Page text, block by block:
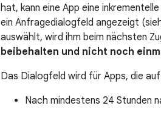
hat, kann eine App eine
ein Anfragedialogfeld angezeigt
auswählt, wird ihm beim nächsten
beibehalten und nicht noch
Das Dialogfeld wird für Apps, die
Nach mindestens 24 Stunden